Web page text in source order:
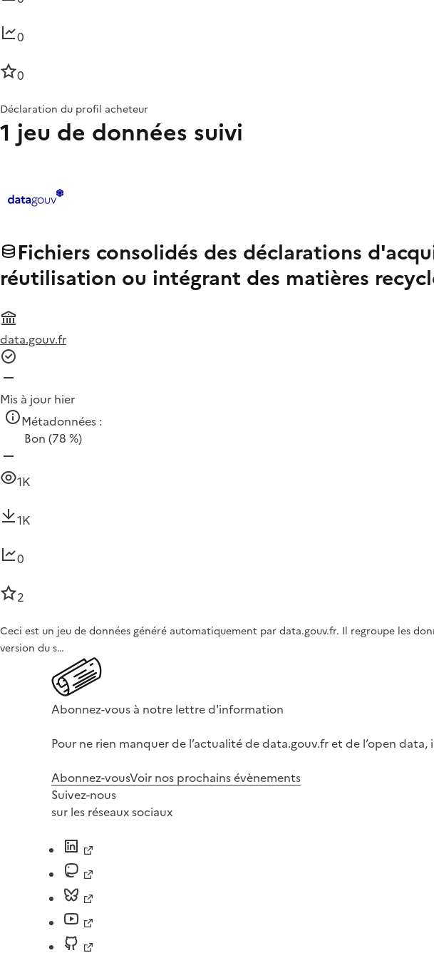
0
0
Déclaration du profil acheteur
1 jeu de données suivi
Fichiers consolidés des déclarations
réutilisation ou intégrant des matières
data.gouv.fr
Mis à jour hier
Métadonnées :
Bon (78 %)
1K
1K
0
2
Ceci est un jeu de données généré automatiquement par data.gouv.fr. Il regroupe les
version du s…
Abonnez-vous à notre lettre d'information
Pour ne rien manquer de l’actualité de data.gouv.fr et de l’open
Abonnez-vousVoir nos prochains évènements
Suivez-nous
sur les réseaux sociaux